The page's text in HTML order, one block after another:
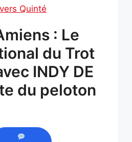
Quinté
: Le
du Trot
INDY DE
du peloton